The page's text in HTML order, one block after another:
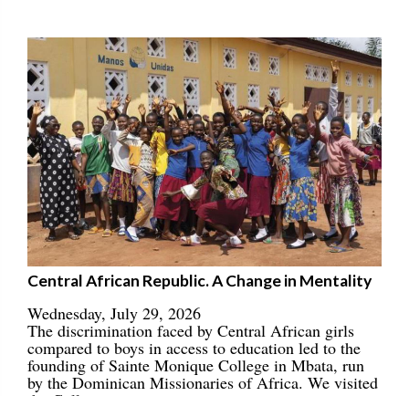
Central African Republic. A Change in Mentality
Wednesday, July 29, 2026
The discrimination faced by Central African girls
compared to boys in access to education led to the
founding of Sainte Monique College in Mbata, run
by the Dominican Missionaries of Africa. We visited